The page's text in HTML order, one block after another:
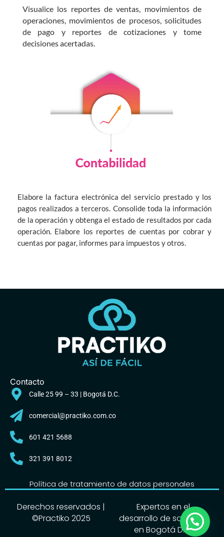
Visualice los reportes de ventas, movimientos de
operaciones, movimientos de procesos, solicitudes
de pago y reportes de cotizaciones y tome
decisiones acertadas.
Elabore la factura electrónica del servicio prestado y los
pagos realizados a terceros. Consolide toda la información
de la operación y obtenga el estado de resultados por cada
operación. Elabore los reportes de cuentas por cobrar y
cuentas por pagar, informes para impuestos y otros.
Contacto
Calle 25 99 – 33 | Bogotá D.C.
comercial@practiko.com.co
601 421 5688
321 391 8012
Política de tratamiento de datos personales
Derechos reservados |
©Practiko 2025
Expertos en el
desarrollo de software
en Bogotá D.C.